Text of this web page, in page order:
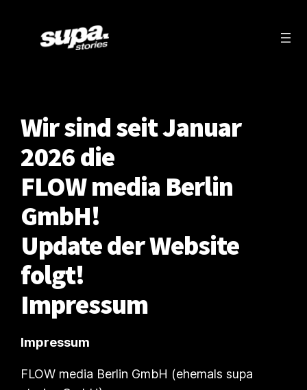
Wir sind seit Januar
2026 die
FLOW media Berlin
GmbH!
Update der Website
folgt!
Impressum
Impressum
FLOW media Berlin GmbH (ehemals supa